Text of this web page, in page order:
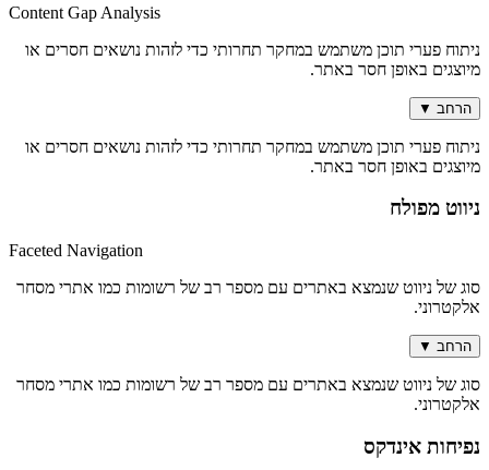
Content Gap Analysis
ניתוח פערי תוכן משתמש במחקר תחרותי כדי לזהות נושאים חסרים או
מיוצגים באופן חסר באתר.
הרחב ▼
ניתוח פערי תוכן משתמש במחקר תחרותי כדי לזהות נושאים חסרים או
מיוצגים באופן חסר באתר.
ניווט מפולח
Faceted Navigation
סוג של ניווט שנמצא באתרים עם מספר רב של רשומות כמו אתרי מסחר
אלקטרוני.
הרחב ▼
סוג של ניווט שנמצא באתרים עם מספר רב של רשומות כמו אתרי מסחר
אלקטרוני.
נפיחות אינדקס